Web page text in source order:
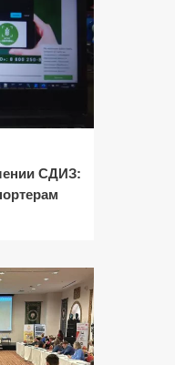
СДИЗ: